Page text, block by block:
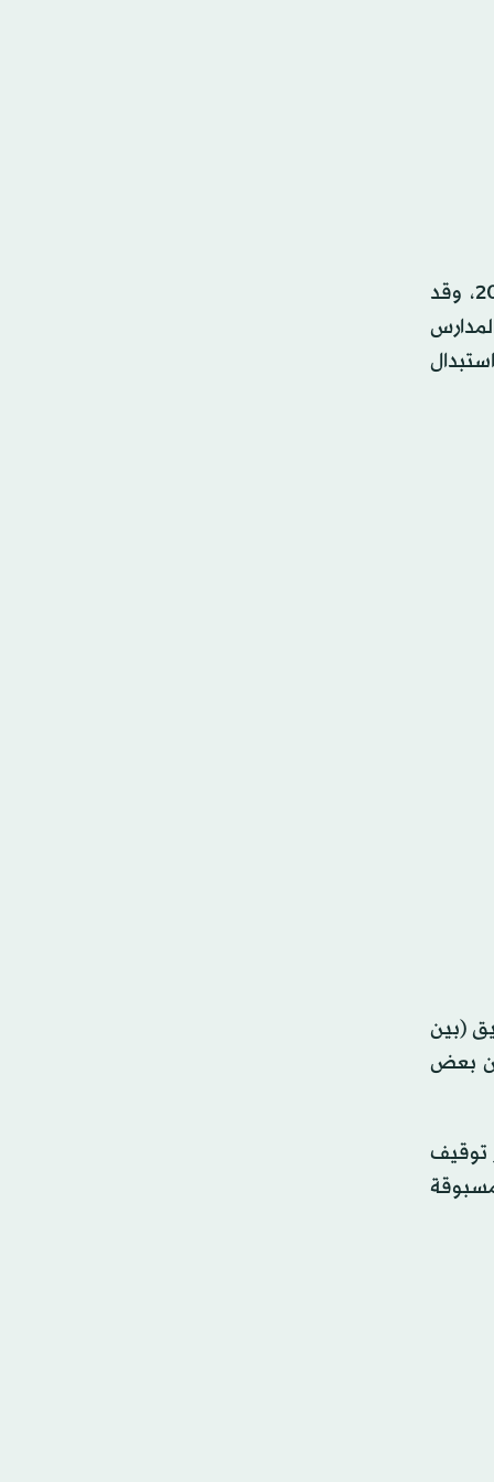
لكنّ هذه الاحتجاجات التي لم يسبق لها مثيل منذ حراك غيزي الذي بدأ في ميدان تقسيم في إسطنبول عام 2013، وقد
(بين
بعض
توقيف
غير مسبوقة